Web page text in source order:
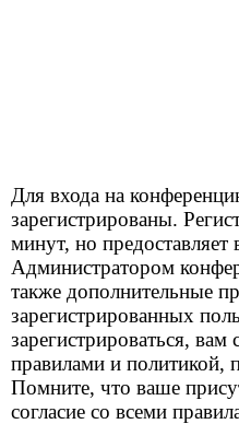
Для входа на
зарегистрированы.
минут, но
Администратором
также дополнительные
зарегистрированных
зарегистрироваться, вам
правилами и политикой,
Помните, что ваше
согласие со всеми